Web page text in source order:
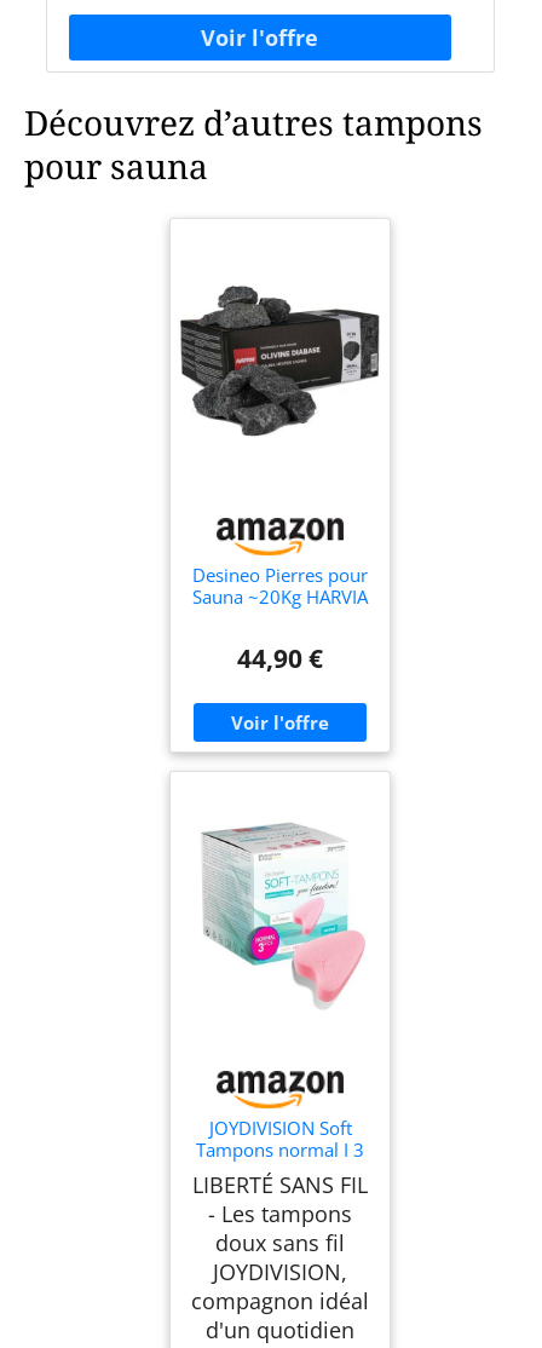
Découvrez d’autres tampons
pour sauna
Desineo Pierres pour
Sauna ~20Kg HARVIA
44,90 €
JOYDIVISION Soft
Tampons normal I 3
pcs I pour le sport, la
natation & le spa I
Éponges
menstruelles ultra
douces I Insertion &
retrait faciles I
Tampon doux sans fil
LIBERTÉ SANS FIL
- Les tampons
doux sans fil
JOYDIVISION,
compagnon idéal
d'un quotidien